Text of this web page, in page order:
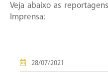
Veja abaixo as
Imprensa:
28/07/2021